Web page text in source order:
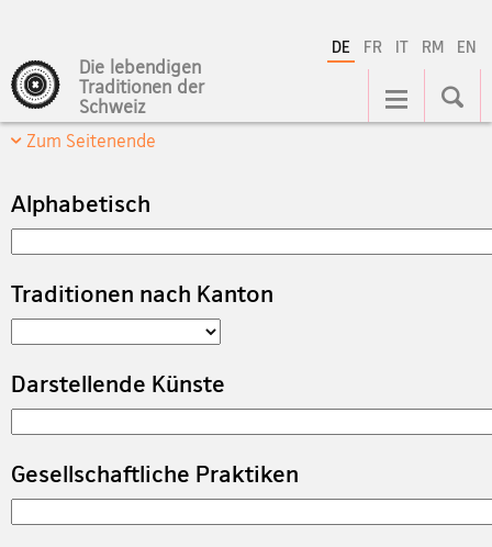
DE FR IT RM EN
Die lebendigen
Traditionen der
Schweiz
Hauptnavigation
Zum Seitenende
Alphabetisch
Traditionen nach Kanton
Darstellende Künste
Gesellschaftliche Praktiken